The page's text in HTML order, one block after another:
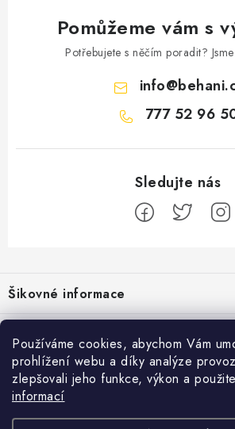
Používáme cookies, abychom Vám
prohlížení webu a díky analýze
zlepšovali jeho funkce, výkon a
informací
Pomůžeme vám s
Potřebujete s něčím poradit?
info@
777 52 96
á
p
a
Šikovné informace
Ceník dopravy
Moje objednávka
Jak vyměnit nebo vrátit zboží
Jak reklamovat
Běžecké zajímavosti
Proč jít běhat právě o víkendu?
Bolest holeně nemusí znamenat zánět okostice
Přijímáme online platby
Facebook